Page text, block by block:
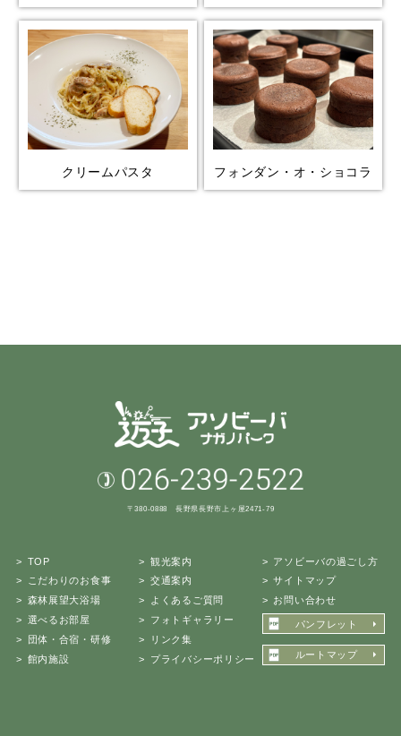
クリームパスタ フォンダン・オ・ショコラ
〒380-0888 長野県長野市上ヶ屋2471-79
TOP
こだわりのお食事
森林展望大浴場
選べるお部屋
団体・合宿・研修
館内施設
観光案内
交通案内
よくあるご質問
フォトギャラリー
リンク集
プライバシーポリシー
アソビーバの過ごし方
サイトマップ
お問い合わせ
パンフレット
ルートマップ